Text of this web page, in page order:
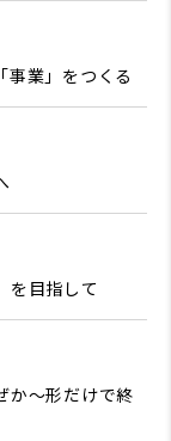
事業」をつくる
を目指して
か～形だけで終